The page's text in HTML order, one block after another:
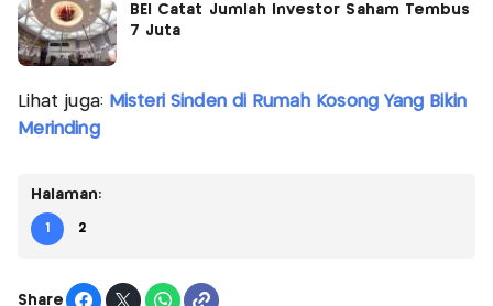
BEI Catat Jumlah Investor Saham Tembus
7 Juta
Lihat juga: Misteri Sinden di Rumah Kosong Yang Bikin
Merinding
Halaman:
1 2
Share